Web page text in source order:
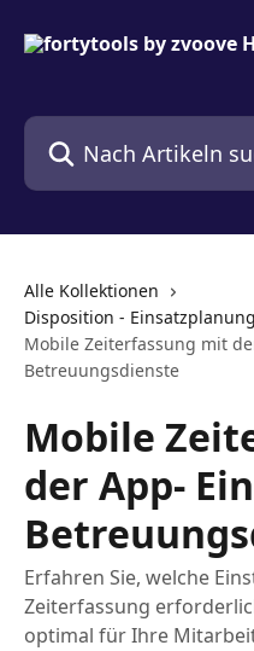
Nach Artikeln suchen …
Alle Kollektionen
Disposition -
Mobile Zeiterfassung mit
Betreuungsdienste
Mobile
der App-
Erfahren Sie, welche
Zeiterfassung
optimal für Ihre